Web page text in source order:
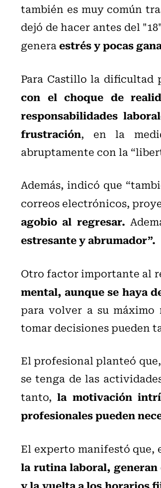
también es muy común
dejó de hacer antes del
generaestrés y pocas
Para Castillo la dificultad
con el choque de
responsabilidades
frustración, en la
abruptamente con la
Además, indicó que
correos electrónicos,
agobio al regresar.
estresante y abrumador”.
Otro factor importante al
mental, aunque se haya
para volver a su
tomar decisiones pueden
El profesional planteó
se tenga de las
tanto, la motivación
profesionales pueden
El experto manifestó que,
la rutina laboral, generan